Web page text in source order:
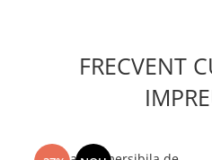
Sobe pe gaz & electrice
Suflante & Aspiratoare
Suflante Frunze
FRECVENT